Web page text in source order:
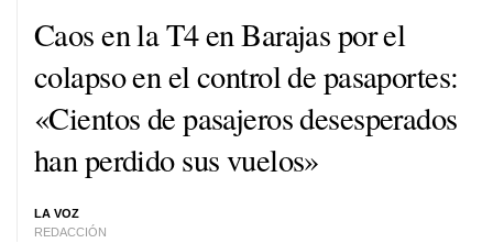
Caos en la T4 en Barajas por el
colapso en el control de pasaportes:
«Cientos de pasajeros desesperados
han perdido sus vuelos»
LA VOZ
REDACCIÓN